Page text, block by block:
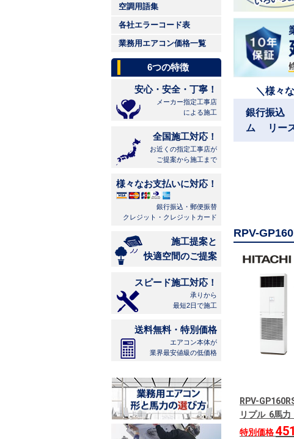
空調用語集
各社エラーコード表
業務用エアコン価格一覧
6つの特徴
安心・安全・丁寧！
メーカー指定工事店
による施工
全国施工対応！
お近くの指定工事店が
ご提案から施工まで
様々なお支払いに対応！
銀行振込・郵便振替
クレジット・クレジットカード
施工提案と
快適空間のご提案
スピード施工対応！
承りから
最短2日で施工
送料無料・特別価格
エアコン本体が
業界最安値級の低価格
＼様々
銀行振込
ム リー
RPV-
RPV-
リプル 6馬
特別価格